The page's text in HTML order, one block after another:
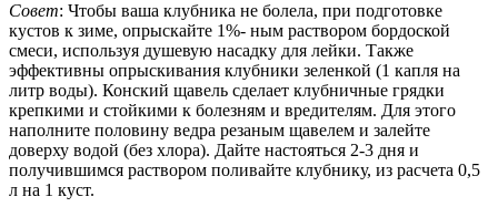
Совет: Чтобы ваша клубника не болела, при подготовке
кустов к зиме, опрыскайте 1%- ным раствором бордоской
смеси, используя душевую насадку для лейки. Также
эффективны опрыскивания клубники зеленкой (1 капля на
литр воды). Конский щавель сделает клубничные грядки
крепкими и стойкими к болезням и вредителям. Для этого
наполните половину ведра резаным щавелем и залейте
доверху водой (без хлора). Дайте настояться 2-3 дня и
получившимся раствором поливайте клубнику, из расчета 0,5
л на 1 куст.